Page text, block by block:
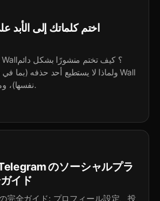
نفسها)، وماذا تعني لوحة المتصدّرين.
のソーシャルプラ
イド
完全ガイド: プロフィール設定、投